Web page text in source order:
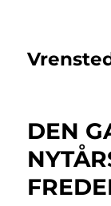
DEN